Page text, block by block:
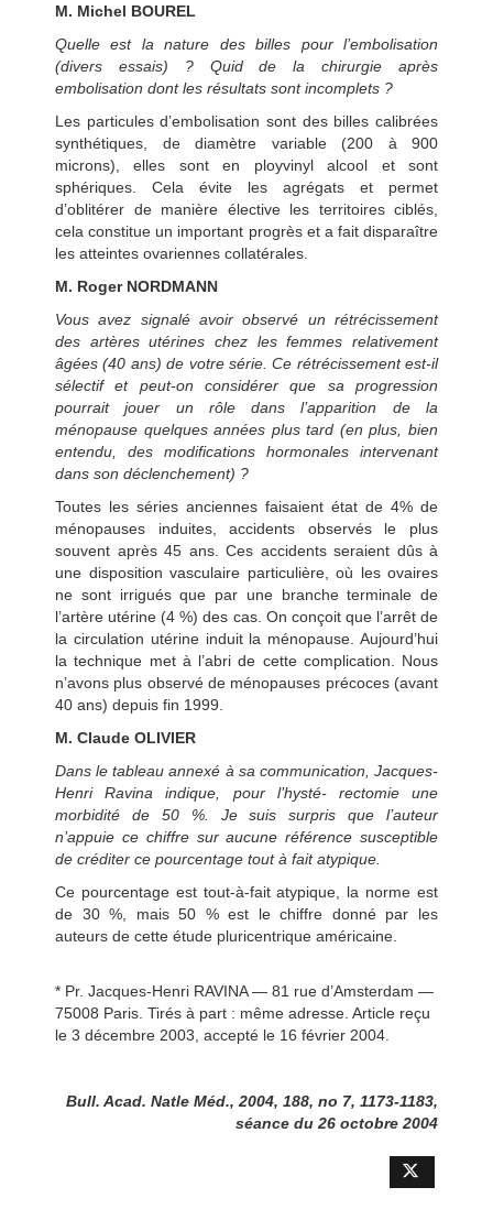
M. Michel BOUREL
Quelle est la nature des billes pour l’embolisation
(divers essais) ? Quid de la chirurgie après
embolisation dont les résultats sont incomplets ?
Les particules d’embolisation sont des billes calibrées
synthétiques, de diamètre variable (200 à 900
microns), elles sont en ployvinyl alcool et sont
sphériques. Cela évite les agrégats et permet
d’oblitérer de manière élective les territoires ciblés,
cela constitue un important progrès et a fait disparaître
les atteintes ovariennes collatérales.
M. Roger NORDMANN
Vous avez signalé avoir observé un rétrécissement
des artères utérines chez les femmes relativement
âgées (40 ans) de votre série. Ce rétrécissement est-il
sélectif et peut-on considérer que sa progression
pourrait jouer un rôle dans l’apparition de la
ménopause quelques années plus tard (en plus, bien
entendu, des modifications hormonales intervenant
dans son déclenchement) ?
Toutes les séries anciennes faisaient état de 4% de
ménopauses induites, accidents observés le plus
souvent après 45 ans. Ces accidents seraient dûs à
une disposition vasculaire particulière, où les ovaires
ne sont irrigués que par une branche terminale de
l’artère utérine (4 %) des cas. On conçoit que l’arrêt de
la circulation utérine induit la ménopause. Aujourd’hui
la technique met à l’abri de cette complication. Nous
n’avons plus observé de ménopauses précoces (avant
40 ans) depuis fin 1999.
M. Claude OLIVIER
Dans le tableau annexé à sa communication, Jacques-
Henri Ravina indique, pour l’hysté- rectomie une
morbidité de 50 %. Je suis surpris que l’auteur
n’appuie ce chiffre sur aucune référence susceptible
de créditer ce pourcentage tout à fait atypique.
Ce pourcentage est tout-à-fait atypique, la norme est
de 30 %, mais 50 % est le chiffre donné par les
auteurs de cette étude pluricentrique américaine.
* Pr. Jacques-Henri RAVINA — 81 rue d’Amsterdam —
75008 Paris. Tirés à part : même adresse. Article reçu
le 3 décembre 2003, accepté le 16 février 2004.
Bull. Acad. Natle Méd., 2004, 188, no 7, 1173-1183,
séance du 26 octobre 2004